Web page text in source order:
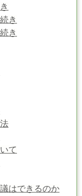
き
き
て
はできるのか